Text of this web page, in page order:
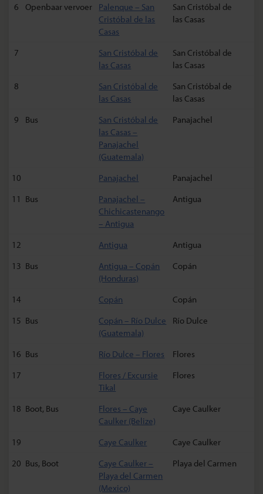
6
Openbaar vervoer
Palenque – San
Cristóbal de las
Casas
San Cristóbal de
las Casas
7
San Cristóbal de
las Casas
San Cristóbal de
las Casas
8
San Cristóbal de
las Casas
San Cristóbal de
las Casas
9
Bus
San Cristóbal de
las Casas –
Panajachel
(Guatemala)
Panajachel
10 Panajachel
Panajachel
11 Bus
Panajachel –
Chichicastenango
– Antigua
Antigua
12 Antigua
Antigua
13 Bus
Antigua – Copán
(Honduras)
Copán
14 Copán
Copán
15 Bus
Copán – Río Dulce
(Guatemala)
Río Dulce
16 Bus Río Dulce – Flores
Flores
17
Flores / Excursie
Tikal
Flores
18 Boot, Bus
Flores – Caye
Caulker (Belize)
Caye Caulker
19 Caye Caulker
Caye Caulker
20 Bus, Boot
Caye Caulker –
Playa del Carmen
(Mexico)
Playa del Carmen